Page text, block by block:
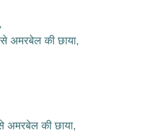
अमरबेल की छाया,
अमरबेल की छाया,